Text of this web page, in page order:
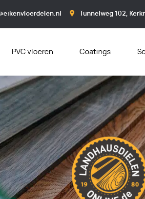
Tunnelweg 102,
PVC vloeren Coatings